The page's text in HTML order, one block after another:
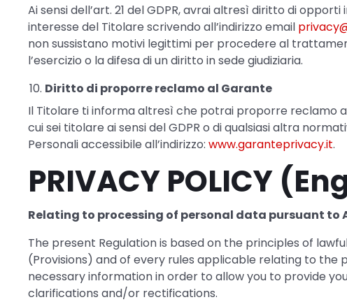
Ai sensi dell’art. 21 del GDPR, avrai altresì diritto di
interesse del Titolare scrivendo all’indirizzo email
non sussistano motivi legittimi per procedere al
l’esercizio o la difesa di un diritto in sede giudiziaria.
Diritto di proporre reclamo al Garante
Il Titolare ti informa altresì che potrai proporre reclamo
cui sei titolare ai sensi del GDPR o di qualsiasi altra
Personali accessibile all’indirizzo: www.garanteprivacy.it.
PRIVACY POLICY
Relating to processing of personal data pursuant to
The present Regulation is based on the principles of
(Provisions) and of every rules applicable relating to the
necessary information in order to allow you to provide
clarifications and/or rectifications.